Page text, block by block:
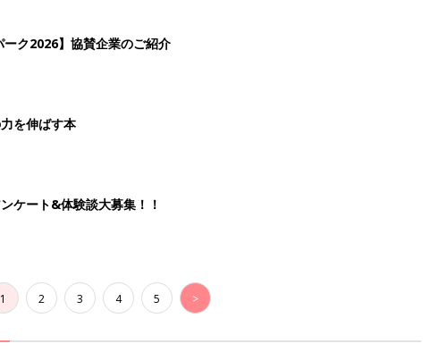
ーク2026】協賛企業のご紹介
を伸ばす本
ケート&体験談大募集！！
1 2 3 4 5 >